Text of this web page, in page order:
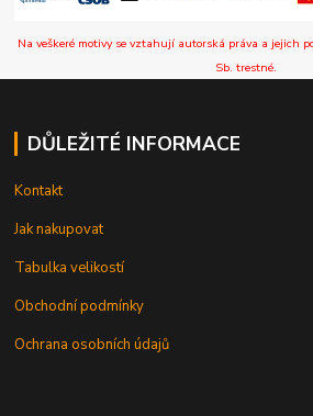
Na veškeré motivy se vztahují autorská práva a jejich
Sb. trestné.
DŮLEŽITÉ INFORMACE
Kontakt
Jak nakupovat
Tabulka velikostí
Obchodní podmínky
Ochrana osobních údajů